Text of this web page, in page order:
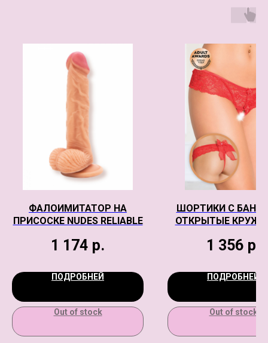
ФАЛОИМИТАТОР НА
ПРИСОСКЕ NUDES RELIABLE
1 174 р.
ПОДРОБНЕЙ
Out of stock
ШОРТИКИ С
ОТКРЫТЫЕ
КРАСНЫЙ, M/L
1 356 р.
ПОДРОБНЕЙ
Out of stock